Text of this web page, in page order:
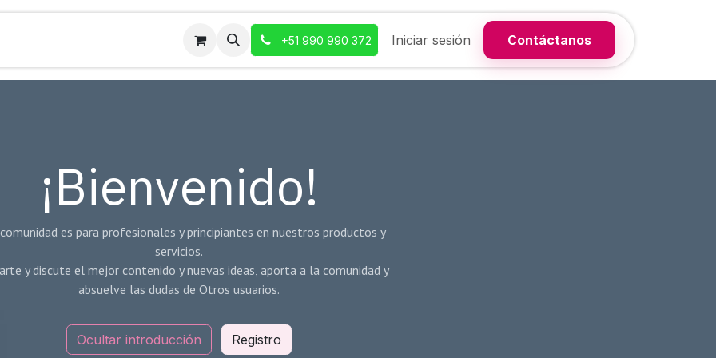
+51 990 990 372 Iniciar sesión Contáctanos
¡Bienvenido!
es para profesionales y principiantes en nuestros productos y
servicios.
y discute el mejor contenido y nuevas ideas, aporta a la comunidad y
absuelve las dudas de Otros usuarios.
Ocultar introducción Registro